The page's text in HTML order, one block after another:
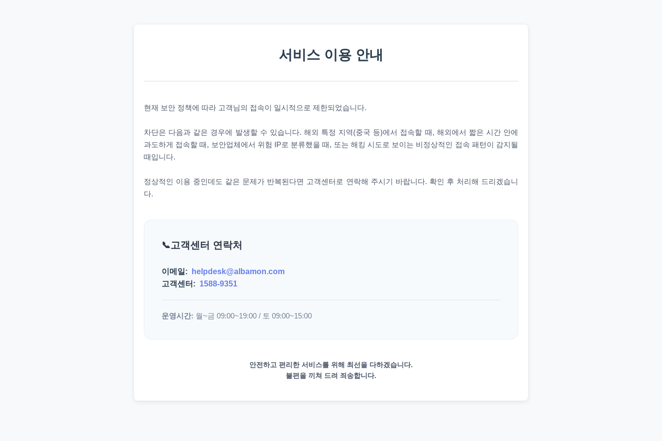
서비스 이용 안내
현재 보안 정책에 따라 고객님의 접속이 일시적으로 제한되었습니다.
차단은 다음과 같은 경우에 발생할 수 있습니다. 해외 특정 지역(중국 등)에서 접속할 때, 해외에서 짧은 시간 안에
과도하게 접속할 때, 보안업체에서 위험 IP로 분류했을 때, 또는 해킹 시도로 보이는 비정상적인 접속 패턴이 감지될
때입니다.
정상적인 이용 중인데도 같은 문제가 반복된다면 고객센터로 연락해 주시기 바랍니다. 확인 후 처리해 드리겠습니
다.
고객센터 연락처
이메일:
helpdesk@albamon.com
고객센터: 1588-9351
운영시간: 월~금 09:00~19:00 / 토 09:00~15:00
안전하고 편리한 서비스를 위해 최선을 다하겠습니다.
불편을 끼쳐 드려 죄송합니다.